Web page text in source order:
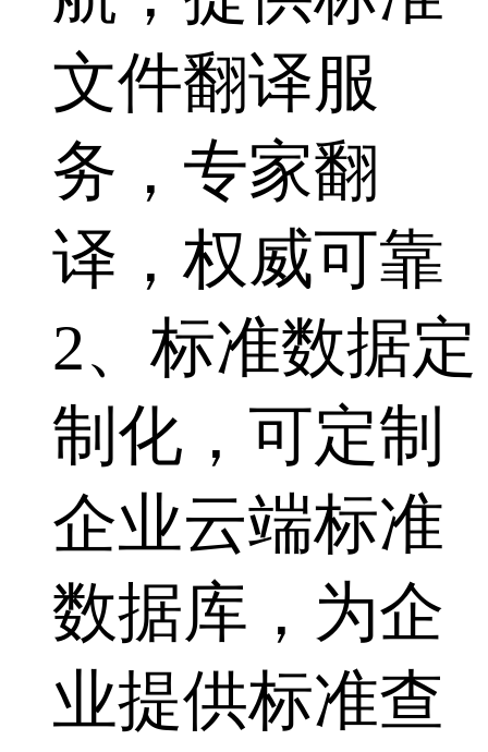
文件翻译服
务，专家翻
译，权威可靠
2、标准数据定
制化，可定制
企业云端标准
数据库，为企
业提供标准查